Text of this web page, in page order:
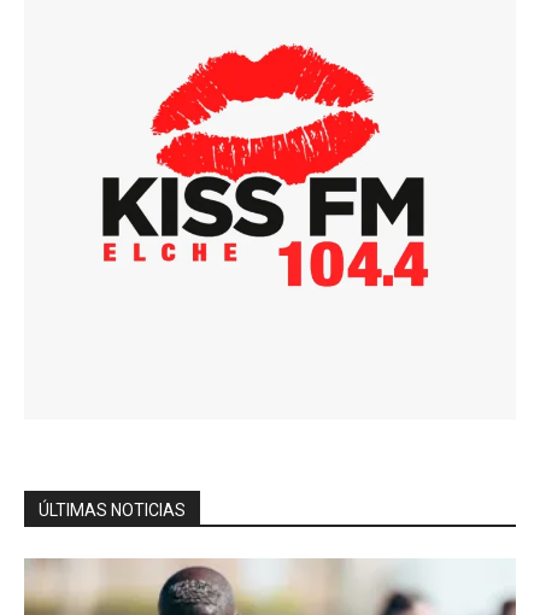
ÚLTIMAS NOTICIAS